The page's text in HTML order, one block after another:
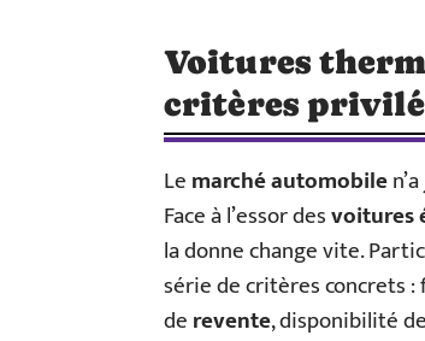
Voitures
critères
Lemarché automobile
Face à l’essor desvoitures
la donne change vite.
série de critères concrets :
derevente, disponibilité